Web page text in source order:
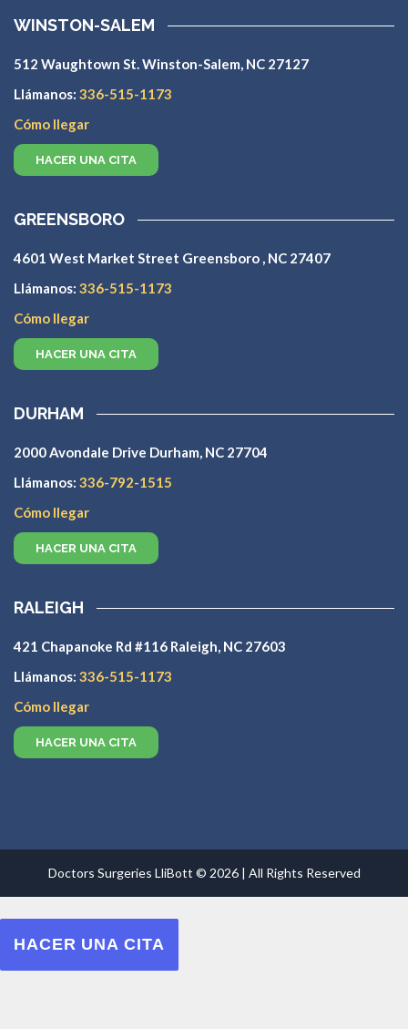
WINSTON-SALEM
512 Waughtown St. Winston-Salem, NC 27127
Llámanos: 336-515-1173
Cómo llegar
HACER UNA CITA
GREENSBORO
4601 West Market Street Greensboro , NC 27407
Llámanos: 336-515-1173
Cómo llegar
HACER UNA CITA
DURHAM
2000 Avondale Drive Durham, NC 27704
Llámanos: 336-792-1515
Cómo llegar
HACER UNA CITA
RALEIGH
421 Chapanoke Rd #116 Raleigh, NC 27603
Llámanos: 336-515-1173
Cómo llegar
HACER UNA CITA
Doctors Surgeries LliBott © 2026 | All Rights Reserved
HACER UNA CITA